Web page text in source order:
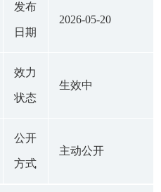
发布
日期
2026-05-20
效力
状态
生效中
公开
方式
主动公开